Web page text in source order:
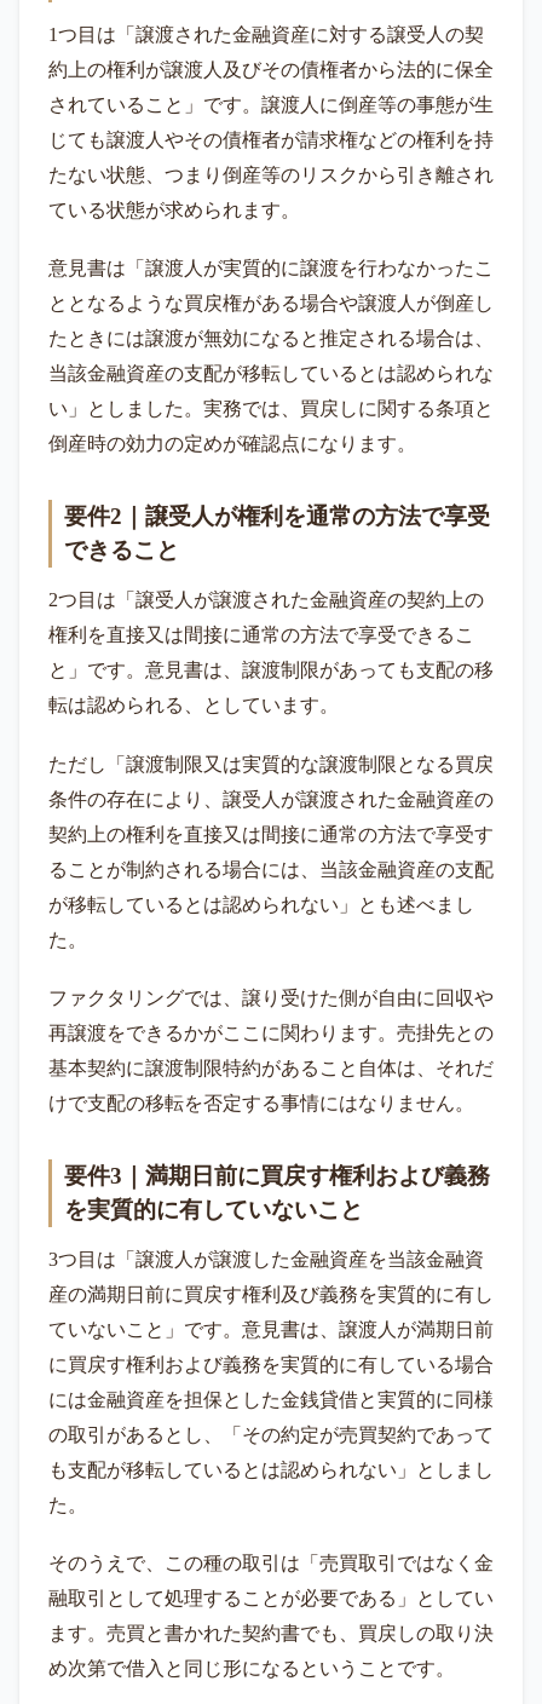
1つ目は「譲渡された金融資産に対する譲受人の契
約上の権利が譲渡人及びその債権者から法的に保全
されていること」です。譲渡人に倒産等の事態が生
じても譲渡人やその債権者が請求権などの権利を持
たない状態、つまり倒産等のリスクから引き離され
ている状態が求められます。
意見書は「譲渡人が実質的に譲渡を行わなかったこ
ととなるような買戻権がある場合や譲渡人が倒産し
たときには譲渡が無効になると推定される場合は、
当該金融資産の支配が移転しているとは認められな
い」としました。実務では、買戻しに関する条項と
倒産時の効力の定めが確認点になります。
要件2｜譲受人が権利を通常の方法で享受
できること
2つ目は「譲受人が譲渡された金融資産の契約上の
権利を直接又は間接に通常の方法で享受できるこ
と」です。意見書は、譲渡制限があっても支配の移
転は認められる、としています。
ただし「譲渡制限又は実質的な譲渡制限となる買戻
条件の存在により、譲受人が譲渡された金融資産の
契約上の権利を直接又は間接に通常の方法で享受す
ることが制約される場合には、当該金融資産の支配
が移転しているとは認められない」とも述べまし
た。
ファクタリングでは、譲り受けた側が自由に回収や
再譲渡をできるかがここに関わります。売掛先との
基本契約に譲渡制限特約があること自体は、それだ
けで支配の移転を否定する事情にはなりません。
要件3｜満期日前に買戻す権利および義務
を実質的に有していないこと
3つ目は「譲渡人が譲渡した金融資産を当該金融資
産の満期日前に買戻す権利及び義務を実質的に有し
ていないこと」です。意見書は、譲渡人が満期日前
に買戻す権利および義務を実質的に有している場合
には金融資産を担保とした金銭貸借と実質的に同様
の取引があるとし、「その約定が売買契約であって
も支配が移転しているとは認められない」としまし
た。
そのうえで、この種の取引は「売買取引ではなく金
融取引として処理することが必要である」としてい
ます。売買と書かれた契約書でも、買戻しの取り決
め次第で借入と同じ形になるということです。